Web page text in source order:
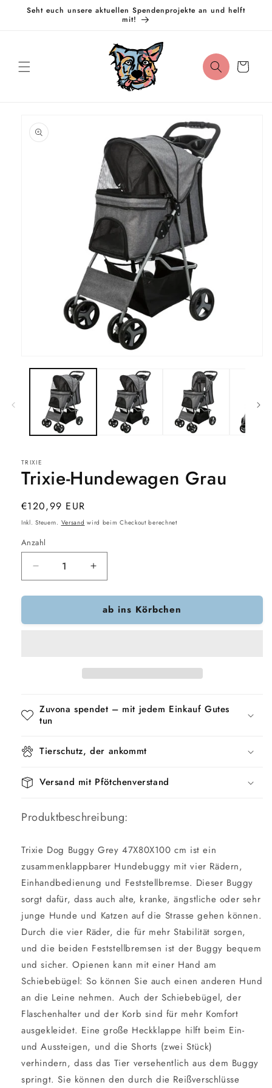
zum
Seht euch unsere aktuellen Spendenprojekte an und helft
mit!
Warenkorb
TRIXIE
Trixie-Hundewagen Grau
Normaler
Preis
€120,99 EUR
Inkl. Steuern. Versand wird beim Checkout berechnet
Anzahl
Verringere
die
Menge
Trixie-
Erhöhe
die
Menge
für
Trixie-
ab ins Körbchen
Zuvona spendet – mit jedem Einkauf Gutes
tun
Tierschutz, der ankommt
Versand mit Pfötchenverstand
Produktbeschreibung:
Trixie Dog Buggy Grey 47X80X100 cm ist ein
zusammenklappbarer Hundebuggy mit vier Rädern,
Einhandbedienung und Feststellbremse. Dieser Buggy
sorgt dafür, dass auch alte, kranke, ängstliche oder sehr
junge Hunde und Katzen auf die Strasse gehen können.
Durch die vier Räder, die für mehr Stabilität sorgen,
und die beiden Feststellbremsen ist der Buggy bequem
und sicher. Opienen kann mit einer Hand am
Schiebebügel: So können Sie auch einen anderen Hund
an die Leine nehmen. Auch der Schiebebügel, der
Flaschenhalter und der Korb sind für mehr Komfort
ausgekleidet. Eine große Heckklappe hilft beim Ein-
und Aussteigen, und die Shorts (zwei Stück)
verhindern, dass das Tier versehentlich aus dem Buggy
springt. Sie können den durch die Reißverschlüsse